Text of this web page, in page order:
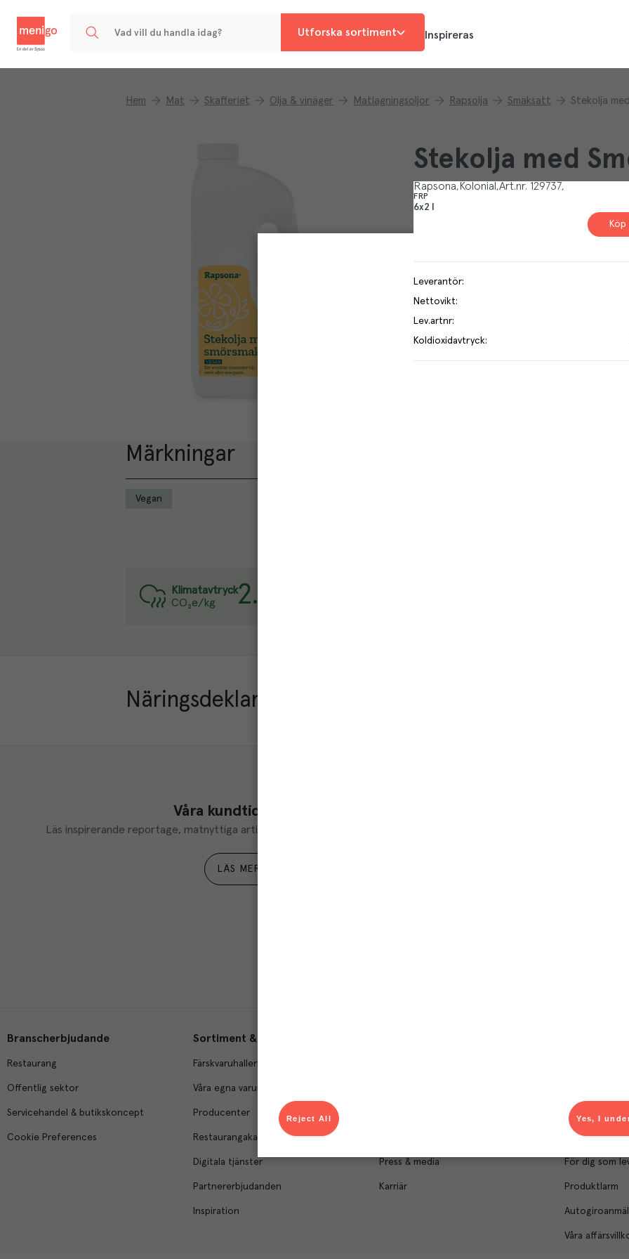
Utforska sortiment Inspireras
Hem Mat Skafferiet Olja & vinäger Matlagningsoljor Rapsolja Smaksatt Stekolja
Stekolja med
Rapsona Kolonial Art.nr. 129737
FRP
6x2 l
Köp
Leverantör:
Nettovikt:
Lev.artnr:
Koldioxidavtryck:
Märkningar
Vegan
Klimatavtryck
CO₂e/kg
2.1
Näringsdeklaration
Våra kundtidningar
Läs inspirerande reportage, matnyttiga artiklar och ta del av aktuella kampanjer.
LÄS MER
Du som är Menigo-
Branscherbjudande
Restaurang
Offentlig sektor
Servicehandel & butikskoncept
Cookie Preferences
Sortiment & tjänster
Färskvaruhallen
Våra egna varumärken
Producenter
Restaurangakademien
Digitala tjänster
Partnererbjudanden
Inspiration
Press & media
Karriär
Säljavdelning
Kontor & lager
För dig som
Produktlarm
Våra
Yes, I
Reject All